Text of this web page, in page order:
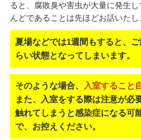
ると、腐敗臭や害虫が大量に発生
んどであることは先ほどお話いたし
夏場などでは1週間もすると、
らい状態となってしまいます。
そのような場合、 入室すること
また、入室をする際は注意が必
触れてしまうと感染症になる可
で、お控えください。